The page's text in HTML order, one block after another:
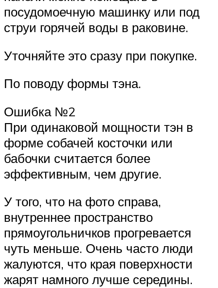
посудомоечную машинку или под
струи горячей воды в раковине.
Уточняйте это сразу при покупке.
По поводу формы тэна.
Ошибка №2
При одинаковой мощности тэн в
форме собачей косточки или
бабочки считается более
эффективным, чем другие.
У того, что на фото справа,
внутреннее пространство
прямоугольничков прогревается
чуть меньше. Очень часто люди
жалуются, что края поверхности
жарят намного лучше середины.